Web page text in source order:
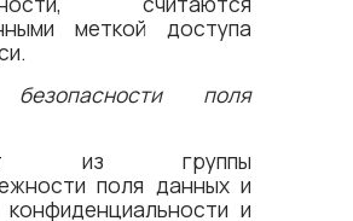
меткой доступа
поля
из группы
поля данных и
и